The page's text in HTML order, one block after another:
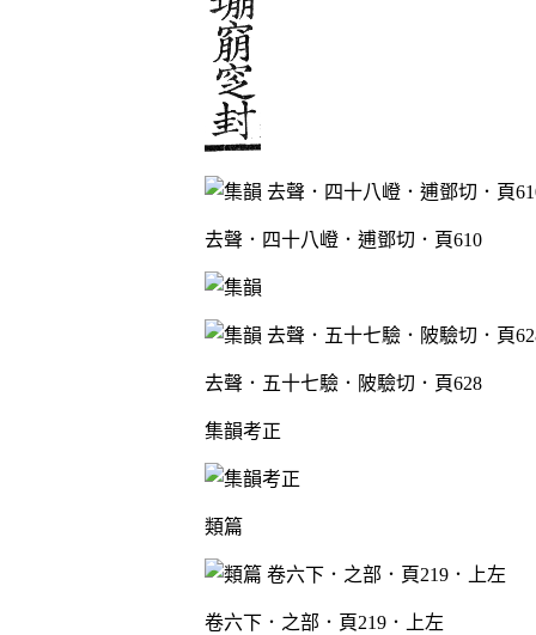
去聲．四十八嶝．逋鄧切．頁610
去聲．五十七驗．陂驗切．頁628
集韻考正
類篇
卷六下．之部．頁219．上左